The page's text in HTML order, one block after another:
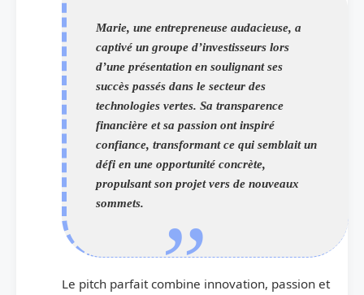
Marie, une entrepreneuse audacieuse, a
captivé un groupe d’investisseurs lors
d’une présentation en soulignant ses
succès passés dans le secteur des
technologies vertes. Sa transparence
financière et sa passion ont inspiré
confiance, transformant ce qui semblait un
défi en une opportunité concrète,
propulsant son projet vers de nouveaux
sommets.
Le pitch parfait combine innovation, passion et